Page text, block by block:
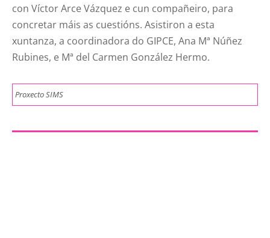
con Víctor Arce Vázquez e cun compañeiro, para
concretar máis as cuestións. Asistiron a esta
xuntanza, a coordinadora do GIPCE, Ana Mª Núñez
Rubines, e Mª del Carmen González Hermo.
Proxecto SIMS